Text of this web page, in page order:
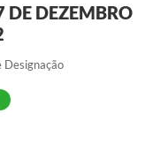
DE DEZEMBRO
Designação